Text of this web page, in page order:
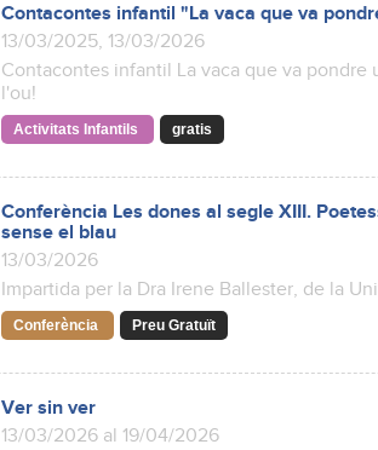
Contacontes infantil "La vaca que va
13/03/2025, 13/03/2026
Contacontes infantil La vaca que va
l'ou!
Activitats Infantils gratis
Conferència Les dones al segle XIII.
sense el blau
13/03/2026
Impartida per la Dra Irene Ballester, de la
Conferència Preu Gratuït
Ver sin ver
13/03/2026 al 19/04/2026